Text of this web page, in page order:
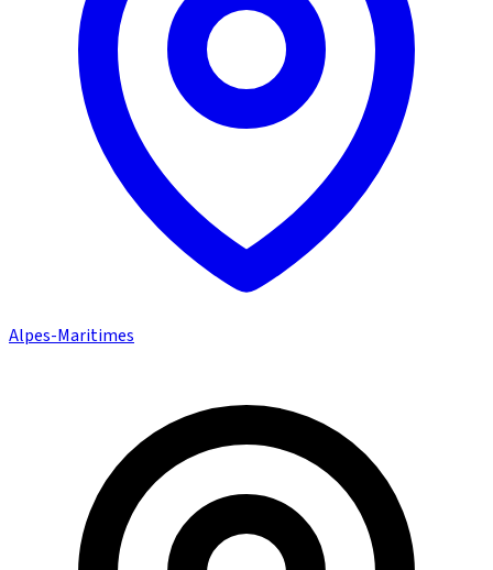
Alpes-Maritimes